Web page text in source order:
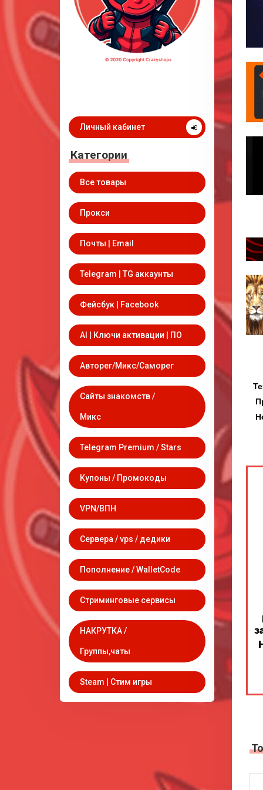
Личный кабинет
Категории
Все товары
Прокси
Почты | Email
Telegram | TG аккаунты
Фейсбук | Facebook
AI | Ключи активации | ПО
Авторег/Микс/Саморег
Сайты знакомств /
Микс
Telegram Premium / Stars
Купоны / Промокоды
VPN/ВПН
Сервера / vps / дедики
Пополнение / WalletCode
Стриминговые сервисы
НАКРУТКА /
Группы,чаты
Steam | Стим игры